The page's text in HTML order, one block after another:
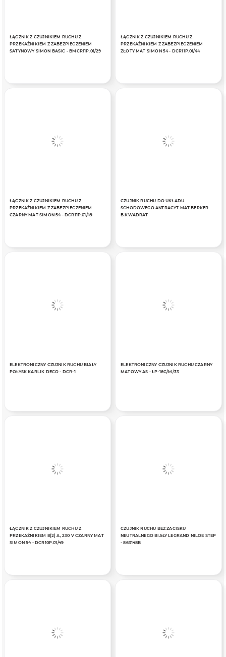
ŁĄCZNIK Z CZUJNIKIEM RUCHU Z
PRZEKAŹNIKIEM Z ZABEZPIECZENIEM
SATYNOWY SIMON BASIC - BMCR11P.01/29
ŁĄCZNIK Z CZUJNIKIEM RUCHU Z
PRZEKAŹNIKIEM Z ZABEZPIECZENIEM
ZŁOTY MAT SIMON 54 - DCR11P.01/44
ŁĄCZNIK Z CZUJNIKIEM RUCHU Z
PRZEKAŹNIKIEM Z ZABEZPIECZENIEM
CZARNY MAT SIMON 54 - DCR11P.01/49
CZUJNIK RUCHU DO UKŁADU
SCHODOWEGO ANTRACYT MAT BERKER
B.KWADRAT
ELEKTRONICZNY CZUJNIK RUCHU BIAŁY
POŁYSK KARLIK DECO - DCR-1
ELEKTRONICZNY CZUJNIK RUCHU CZARNY
MATOWY AS - ŁP-16G/M/33
ŁĄCZNIK Z CZUJNIKIEM RUCHU Z
PRZEKAŹNIKIEM 8(2) A, 230 V CZARNY MAT
SIMON 54 - DCR10P.01/49
CZUJNIK RUCHU BEZ ZACISKU
NEUTRALNEGO BIAŁY LEGRAND NILOE STEP
- 863148B